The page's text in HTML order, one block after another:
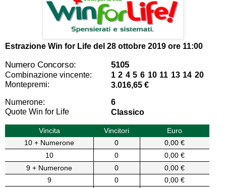
Estrazione Win for Life del 28 ottobre 2019 ore 11:00
Numero Concorso: 5105
Combinazione vincente:
1 2 4 5 6 10 11 13 14 20
Montepremi:
3.016,65 €
Numerone:
6
Quote Win for Life
Classico
Vincita Vincitori
Euro
10 + Numerone
0
0,00 €
10
0
0,00 €
9 + Numerone
0
0,00 €
9
0
0,00 €